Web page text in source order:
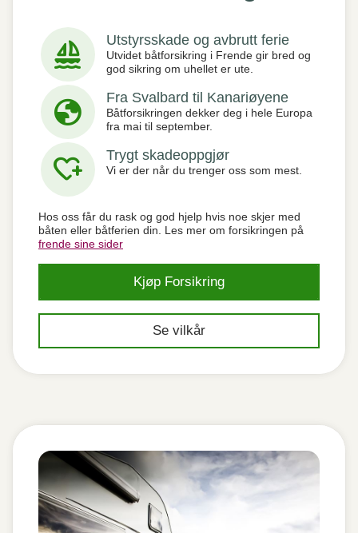
sailing Utstyrsskade og avbrutt ferie
Utvidet båtforsikring i Frende gir bred og
god sikring om uhellet er ute.
globe Fra Svalbard til Kanariøyene
Båtforsikringen dekker deg i hele Europa
fra mai til september.
heart_plus Trygt skadeoppgjør
Vi er der når du trenger oss som mest.
Hos oss får du rask og god hjelp hvis noe skjer med
båten eller båtferien din. Les mer om forsikringen på
frende sine sider
Kjøp Forsikring
Se vilkår